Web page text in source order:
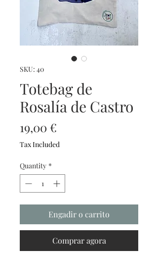
SKU: 40
Totebag de
Rosalía de Castro
19,00 €
Tax Included
Quantity *
Engadir o carrito
Comprar agora